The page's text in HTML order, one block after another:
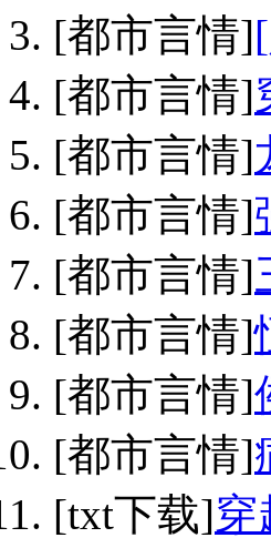
[都市言情]
[都市言情]
[都市言情]
[都市言情]
[都市言情]
[都市言情]
[都市言情]
[都市言情]
[txt下载]穿